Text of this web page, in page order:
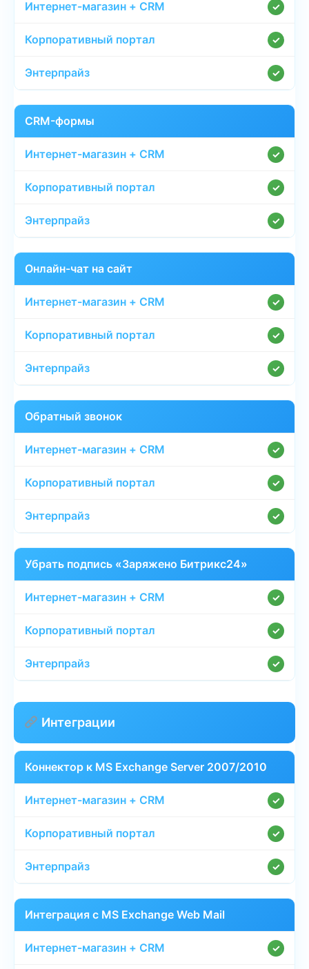
✓
✓
✓
CRM-формы
✓
✓
✓
Онлайн-чат на сайт
✓
✓
✓
Обратный звонок
✓
✓
✓
Убрать подпись «Заряжено Битрикс24»
✓
✓
✓
Интеграции
Коннектор к MS Exchange Server 2007/2010
✓
✓
✓
Интеграция с MS Exchange Web Mail
✓